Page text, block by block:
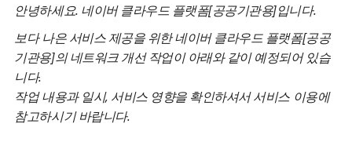
안녕하세요. 네이버 클라우드 플랫폼[공공기관용]입니다.
보다 나은 서비스 제공을 위한 네이버 클라우드 플랫폼[공공
기관용]의 네트워크 개선 작업이 아래와 같이 예정되어 있습
니다.
작업 내용과 일시, 서비스 영향을 확인하셔서 서비스 이용에
참고하시기 바랍니다.